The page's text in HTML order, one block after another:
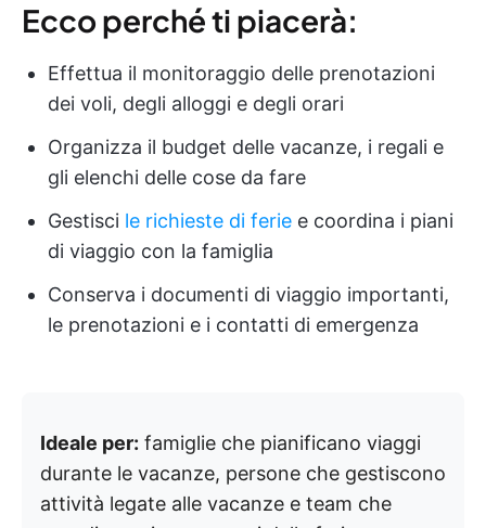
Ecco perché ti piacerà:
Effettua il monitoraggio delle prenotazioni
dei voli, degli alloggi e degli orari
Organizza il budget delle vacanze, i regali e
gli elenchi delle cose da fare
Gestisci le richieste di ferie e coordina i piani
di viaggio con la famiglia
Conserva i documenti di viaggio importanti,
le prenotazioni e i contatti di emergenza
Ideale per: famiglie che pianificano viaggi
durante le vacanze, persone che gestiscono
attività legate alle vacanze e team che